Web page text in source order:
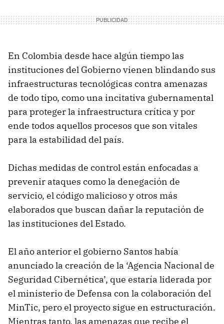
En Colombia desde hace algún tiempo las
instituciones del Gobierno vienen blindando sus
infraestructuras tecnológicas contra amenazas
de todo tipo, como una incitativa gubernamental
para proteger la infraestructura crítica y por
ende todos aquellos procesos que son vitales
para la estabilidad del país.
Dichas medidas de control están enfocadas a
prevenir ataques como la denegación de
servicio, el código malicioso y otros más
elaborados que buscan dañar la reputación de
las instituciones del Estado.
El año anterior el gobierno Santos había
anunciado la creación de la ‘Agencia Nacional de
Seguridad Cibernética’, que estaría liderada por
el ministerio de Defensa con la colaboración del
MinTic, pero el proyecto sigue en estructuración.
Mientras tanto, las amenazas que recibe el